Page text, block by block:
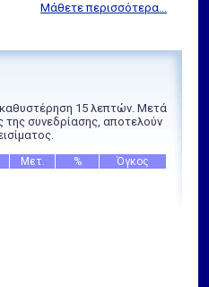
Μάθετε περισσότερα...
καθυστέρηση 15 λεπτών. Μετά
της συνεδρίασης, αποτελούν
Μετ. % Όγκος